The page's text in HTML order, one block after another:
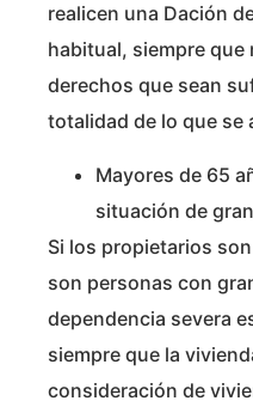
realicen una Dación
habitual, siempre
derechos que sean
totalidad de lo que se
Mayores de 65
situación de
Si los propietarios
son personas con
dependencia severa
siempre que la
consideración de